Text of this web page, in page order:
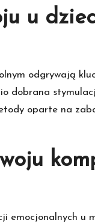
u
odgrywają
dobrana
oparte na
emocjonalnych u